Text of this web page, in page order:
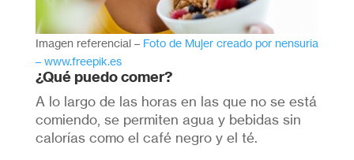
Imagen referencial – Foto de Mujer creado por nensuria
– www.freepik.es
¿Qué puedo comer?
A lo largo de las horas en las que no se está
comiendo, se permiten agua y bebidas sin
calorías como el café negro y el té.